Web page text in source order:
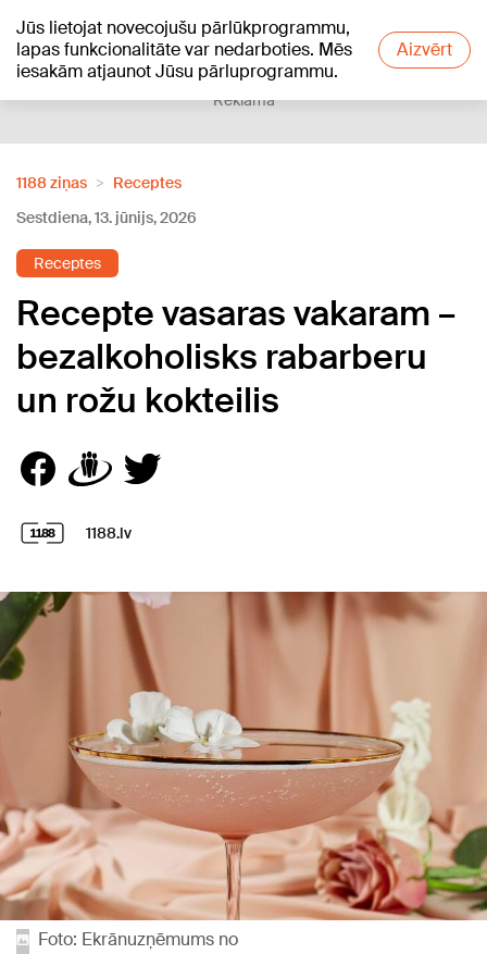
Jūs lietojat novecojušu pārlūkprogrammu,
lapas funkcionalitāte var nedarboties. Mēs
iesakām atjaunot Jūsu pārluprogrammu.
Aizvērt
+16°C
Reklāma
1188 ziņas
Receptes
Sestdiena, 13. jūnijs, 2026
Receptes
Recepte vasaras vakaram –
bezalkoholisks rabarberu
un rožu kokteilis
1188.lv
Foto: Ekrānuzņēmums no